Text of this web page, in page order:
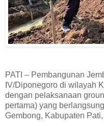
PATI – Pembangunan
IV/Diponegoro di wilayah
dengan pelaksanaan
pertama) yang
Gembong, Kabupaten